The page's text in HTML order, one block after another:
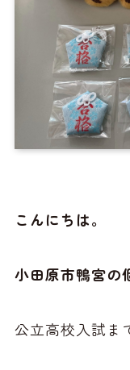
こんにちは。
小田原市鴨宮の
公立高校入試ま